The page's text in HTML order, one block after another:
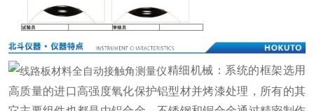
精细机械：系统的框架选用
高质量的进口高强度氧化保护铝型材并烤漆处理，所有的其